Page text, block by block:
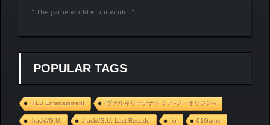
” The game world is our world. “
POPULAR TAGS
(TLS Entertainment (ヴァルキリーアナトミア ‐ジ・オリジン‐)
.hack//G.U. .hack//G.U. Last Recode .io 01Game